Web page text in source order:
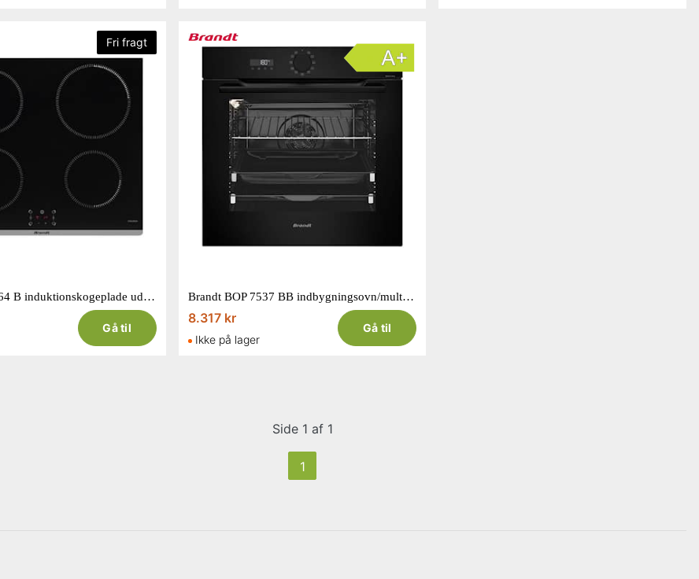
Fri fragt
Brandt BPI 6464 B induktionskogeplade uden ramme 60 cm
Gå til
Brandt BOP 7537 BB indbygningsovn/multifunktionsovn sort 73L
8.317 kr
Ikke på lager
Gå til
Side 1 af 1
1